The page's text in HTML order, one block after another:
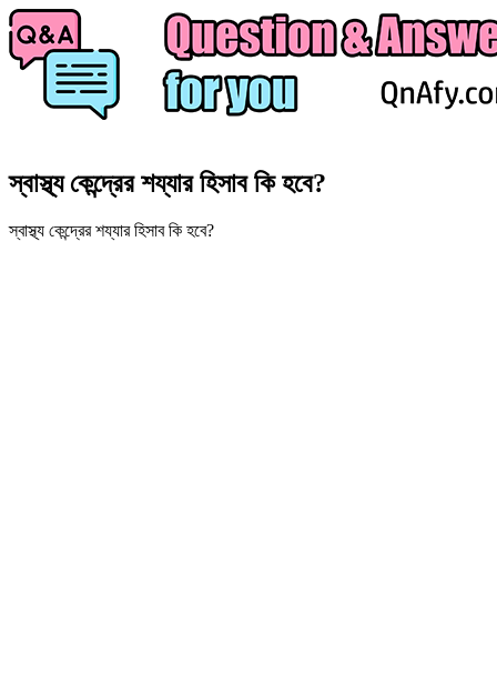
স্বাস্থ্য কেন্দ্রের শয্যার হিসাব কি হবে?
স্বাস্থ্য কেন্দ্রের শয্যার হিসাব কি হবে?